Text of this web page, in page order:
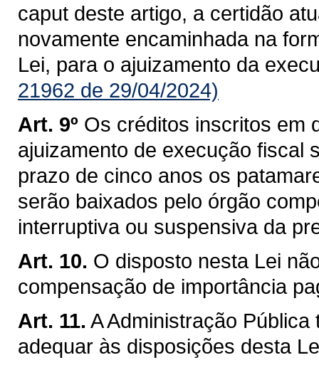
caput deste artigo, a certidão
novamente encaminhada na
Lei, para o ajuizamento da
21962 de 29/04/2024)
Art. 9º Os créditos inscritos em
ajuizamento de execução fiscal
prazo de cinco anos os
serão baixados pelo órgão
interruptiva ou suspensiva da
Art. 10. O disposto nesta Lei
compensação de importância
Art. 11. A Administração
adequar às disposições desta